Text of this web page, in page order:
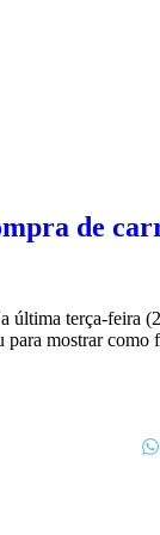
de
última terça-feira
mostrar